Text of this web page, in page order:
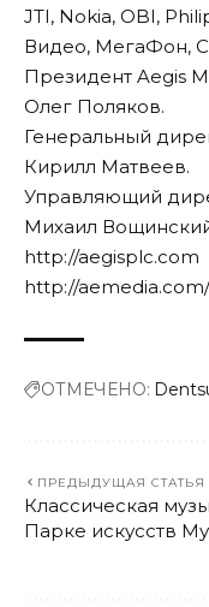
JTI, Nokia, OBI,
Видео, МегаФон,
Президент Aegis
Олег Поляков.
Генеральный
Кирилл Матвеев.
Управляющий
Михаил
http://aegisplc.com
http://aemedia.com/
ОТМЕЧЕНО:
ПРЕДЫДУЩАЯ СТАТЬЯ
Классическая
Парке искусств